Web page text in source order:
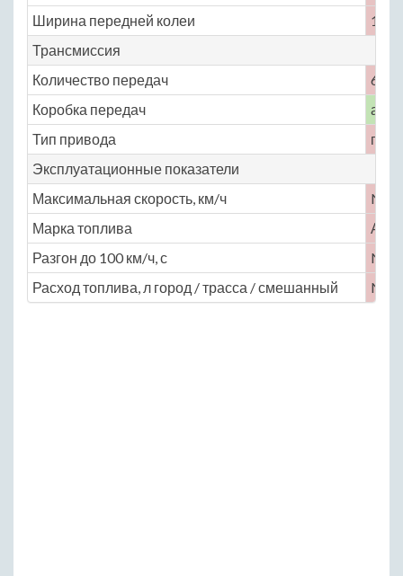
Ширина передней колеи
1622
Трансмиссия
Количество передач
6
Коробка передач
Тип привода
Эксплуатационные показатели
Максимальная скорость, км/ч
No
Марка топлива
АИ-
Разгон до 100 км/ч, с
No
Расход топлива, л город / трасса / смешанный
No